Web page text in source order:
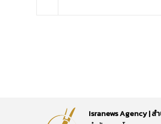
Isranews Agency | ส